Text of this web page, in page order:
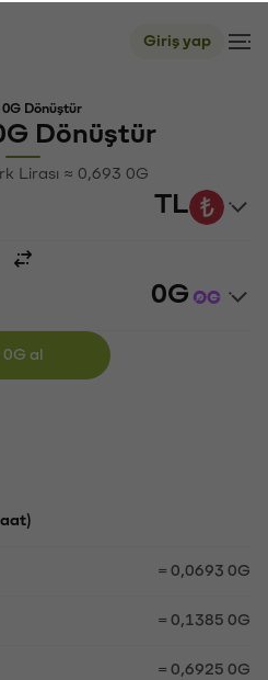
Giriş yap
Dönüştür
Dönüştür
Lirası ≈ 0,693 0G
TL
0G
0G al
= 0,0693 0G
= 0,1385 0G
= 0,6925 0G